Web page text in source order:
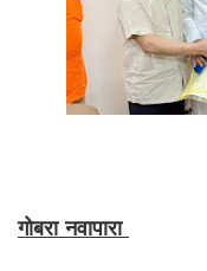
गोबरा नवापारा